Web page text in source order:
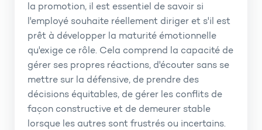
la promotion, il est essentiel de savoir si
l'employé souhaite réellement diriger et s'il est
prêt à développer la maturité émotionnelle
qu'exige ce rôle. Cela comprend la capacité de
gérer ses propres réactions, d'écouter sans se
mettre sur la défensive, de prendre des
décisions équitables, de gérer les conflits de
façon constructive et de demeurer stable
lorsque les autres sont frustrés ou incertains.